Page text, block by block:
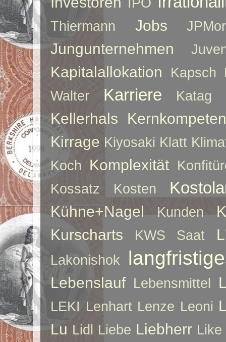
IPO
Thiermann Jobs
Jungunternehmen
Kapitalallokation Kapsch
Walter
Karriere Katag
Kellerhals
Kirrage Kiyosaki Klatt
Koch Komplexität
Kossatz
Kosten
Kühne+Nagel Kunden
Kurscharts
KWS Saat
Lakonishok
Lebenslauf Lebensmittel
LEKI Lenhart Lenze Leoni
Lu Lidl Liebe Liebherr Like